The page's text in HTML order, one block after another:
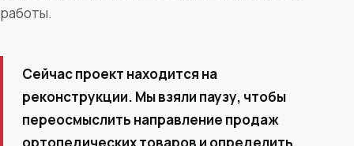
работы.
Сейчас проект находится на
реконструкции. Мы взяли паузу, чтобы
переосмыслить направление продаж